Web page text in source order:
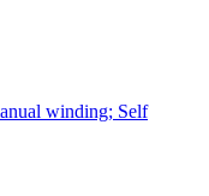
winding; Self